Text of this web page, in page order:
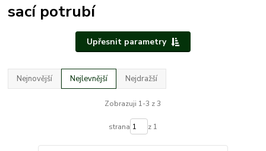
sací potrubí
Upřesnit parametry
Nejnovější Nejlevnější Nejdražší
Zobrazuji 1-3 z 3
strana z 1